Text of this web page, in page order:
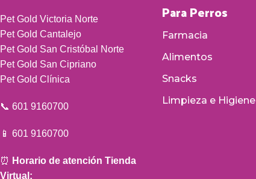
Pet Gold Victoria Norte
Pet Gold Cantalejo
Pet Gold San Cristóbal Norte
Pet Gold San Cipriano
Pet Gold Clínica
📞 601 9160700
📱 601 9160700
⏰ Horario de atención Tienda
Virtual:
Para Perros
Farmacia
Alimentos
Snacks
Limpieza e Higiene